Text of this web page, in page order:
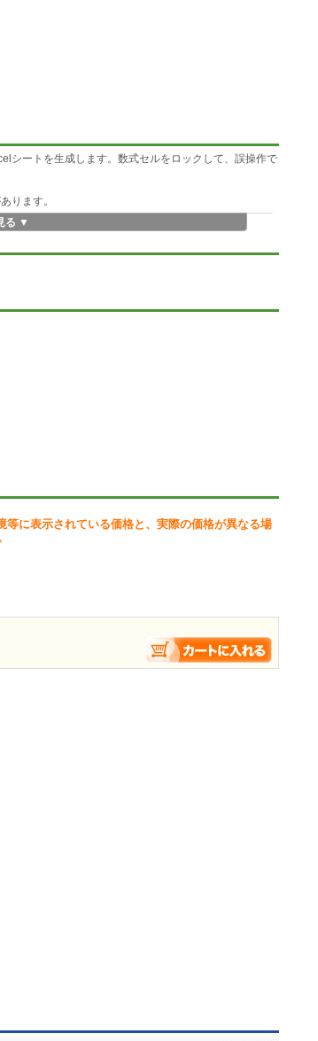
シートを生成します。数式セルをロックして、誤操作で
ります。
る ▼
に表示されている価格と、実際の価格が異なる場